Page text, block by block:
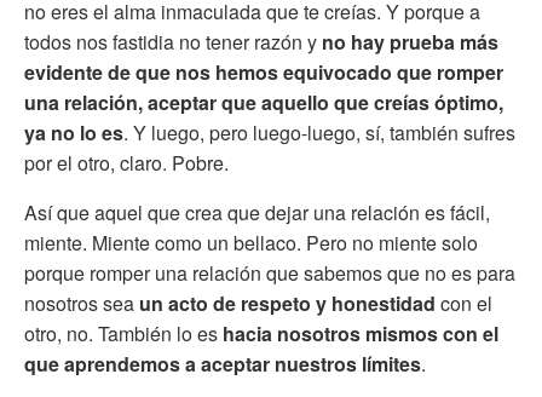
no eres el alma inmaculada que te creías. Y porque a
todos nos fastidia no tener razón y no hay prueba más
evidente de que nos hemos equivocado que romper
una relación, aceptar que aquello que creías óptimo,
ya no lo es. Y luego, pero luego-luego, sí, también sufres
por el otro, claro. Pobre.
Así que aquel que crea que dejar una relación es fácil,
miente. Miente como un bellaco. Pero no miente solo
porque romper una relación que sabemos que no es para
nosotros sea un acto de respeto y honestidad con el
otro, no. También lo es hacia nosotros mismos con el
que aprendemos a aceptar nuestros límites.